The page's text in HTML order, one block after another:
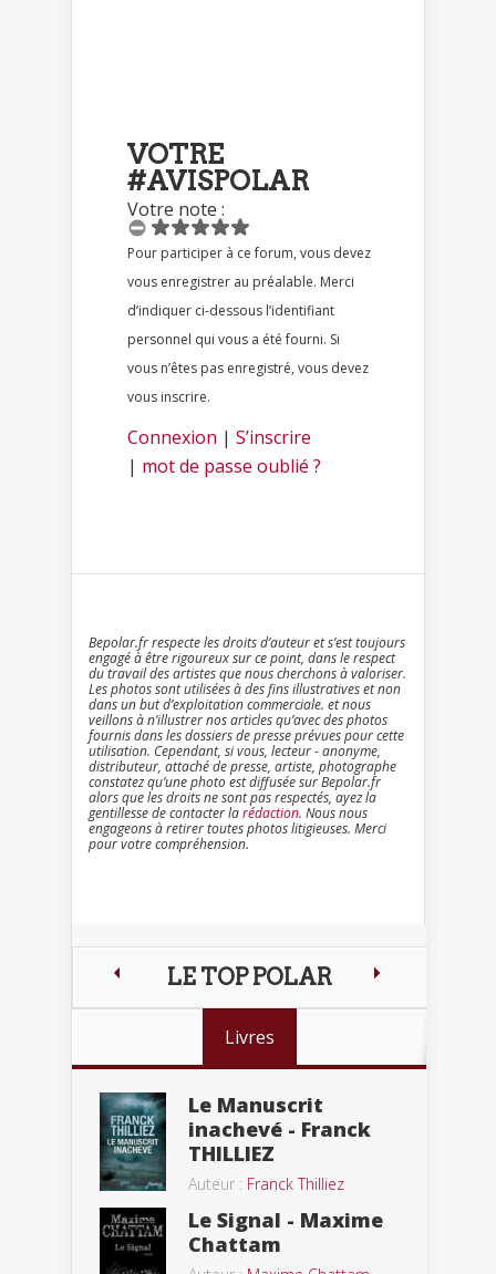
VOTRE
#AVISPOLAR
Votre note :
Pour participer à ce forum, vous devez
vous enregistrer au préalable. Merci
d’indiquer ci-dessous l’identifiant
personnel qui vous a été fourni. Si
vous n’êtes pas enregistré, vous devez
vous inscrire.
Connexion | S’inscrire
| mot de passe oublié ?
Bepolar.fr respecte les droits d’auteur et s’est toujours
engagé à être rigoureux sur ce point, dans le respect
du travail des artistes que nous cherchons à valoriser.
Les photos sont utilisées à des fins illustratives et non
dans un but d’exploitation commerciale. et nous
veillons à n’illustrer nos articles qu’avec des photos
fournis dans les dossiers de presse prévues pour cette
utilisation. Cependant, si vous, lecteur - anonyme,
distributeur, attaché de presse, artiste, photographe
constatez qu’une photo est diffusée sur Bepolar.fr
alors que les droits ne sont pas respectés, ayez la
gentillesse de contacter larédaction. Nous nous
engageons à retirer toutes photos litigieuses. Merci
pour votre compréhension.
LE TOP POLAR
Livres
Le Manuscrit
inachevé - Franck
THILLIEZ
Auteur : Franck Thilliez
Le Signal - Maxime
Chattam